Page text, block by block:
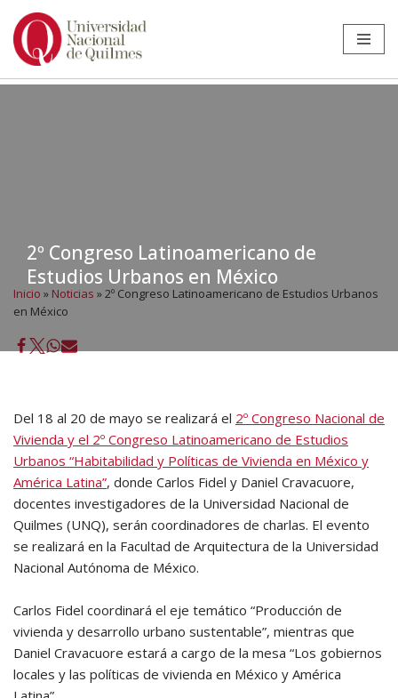
Ir
2º Congreso Latinoamericano de
Estudios Urbanos en México
Inicio » Noticias »2º Congreso Latinoamericano de Estudios Urbanos
en México
Del 18 al 20 de mayo se realizará el 2º Congreso Nacional de
Vivienda y el 2º Congreso Latinoamericano de Estudios
Urbanos “Habitabilidad y Políticas de Vivienda en México y
América Latina”, donde Carlos Fidel y Daniel Cravacuore,
docentes investigadores de la Universidad Nacional de
Quilmes (UNQ), serán coordinadores de charlas. El evento
se realizará en la Facultad de Arquitectura de la Universidad
Nacional Autónoma de México.
Carlos Fidel coordinará el eje temático “Producción de
vivienda y desarrollo urbano sustentable”, mientras que
Daniel Cravacuore estará a cargo de la mesa “Los gobiernos
locales y las políticas de vivienda en México y América